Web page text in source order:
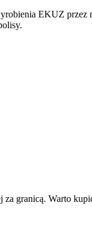
EKUZ
za granicą. Warto